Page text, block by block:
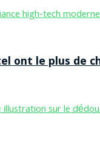
ont le plus de